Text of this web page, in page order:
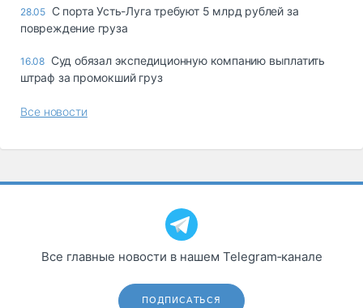
28.05 С порта Усть-Луга требуют 5 млрд рублей за
повреждение груза
16.08 Суд обязал экспедиционную компанию выплатить
штраф за промокший груз
Все новости
Все главные новости в нашем Telegram‑канале
ПОДПИСАТЬСЯ